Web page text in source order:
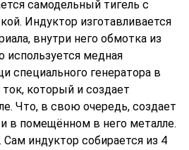
самодельный тигель с
Индуктор изготавливается
внутри него обмотка из
используется медная
специального генератора в
который и создает
Что, в свою очередь, создает
в помещённом в него металле.
индуктор собирается из 4